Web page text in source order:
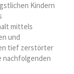
Kindern
mittels
und
tief zerstörter
nachfolgenden